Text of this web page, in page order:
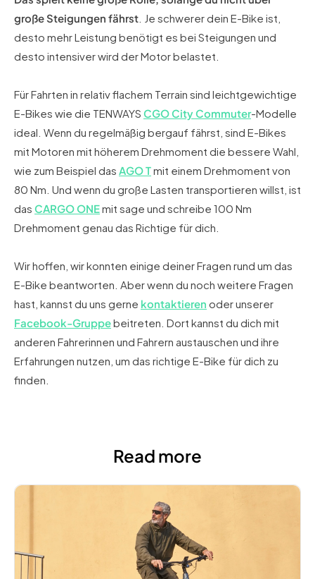
große Steigungen fährst . Je schwerer dein E-Bike ist,
desto mehr Leistung benötigt es bei Steigungen und
desto intensiver wird der Motor belastet.
Für Fahrten in relativ flachem Terrain sind leichtgewichtige
E-Bikes wie die TENWAYS CGO City Commuter-Modelle
ideal. Wenn du regelmäßig bergauf fährst, sind E-Bikes
mit Motoren mit höherem Drehmoment die bessere Wahl,
wie zum Beispiel das AGO Tmit einem Drehmoment von
80 Nm. Und wenn du große Lasten transportieren willst, ist
das CARGO ONEmit sage und schreibe 100 Nm
Drehmoment genau das Richtige für dich.
Wir hoffen, wir konnten einige deiner Fragen rund um das
E-Bike beantworten. Aber wenn du noch weitere Fragen
hast, kannst du uns gerne kontaktieren oder unserer
Facebook-Gruppebeitreten. Dort kannst du dich mit
anderen Fahrerinnen und Fahrern austauschen und ihre
Erfahrungen nutzen, um das richtige E-Bike für dich zu
finden.
Read more